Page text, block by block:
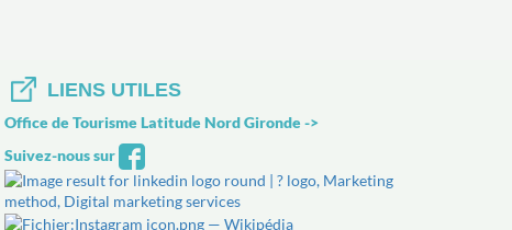
LIENS UTILES
Office de Tourisme Latitude Nord Gironde->
Suivez-nous sur